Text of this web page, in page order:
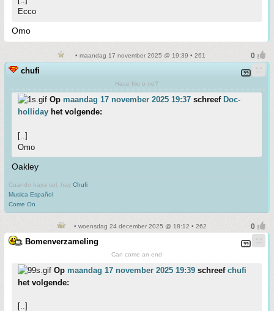
Ecco
Omo
• maandag 17 november 2025 @ 19:39 • 261
chufi
Hace frio o no?
Op maandag 17 november 2025 19:37 schreef Doc-
holliday het volgende:
[..]
Omo
Oakley
Cuando haya sol, hay Chufi
Musica Español
Come On
• woensdag 24 december 2025 @ 18:12 • 262
Bomenverzameling
Can come an end
Op maandag 17 november 2025 19:39 schreef chufi
het volgende:
[..]